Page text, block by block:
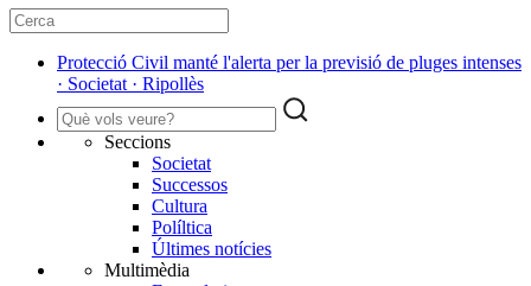
Protecció Civil manté l'alerta per la previsió de pluges intenses
· Societat · Ripollès
Seccions
Societat
Successos
Cultura
Políltica
Últimes notícies
Multimèdia